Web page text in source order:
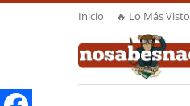
Inicio 🔥 Lo Más Visto